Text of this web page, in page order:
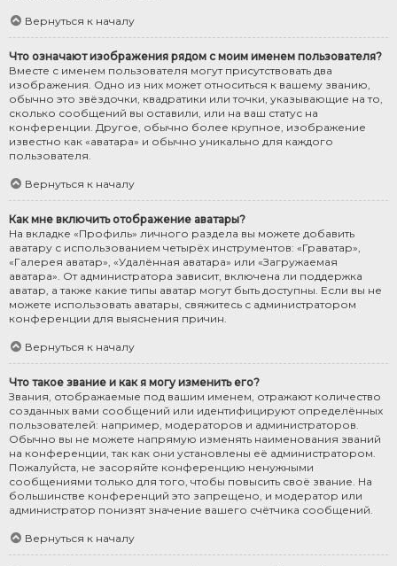
Вернуться к началу
Что означают изображения рядом с моим именем пользователя?
Вместе с именем пользователя могут присутствовать два
изображения. Одно из них может относиться к вашему званию,
обычно это звёздочки, квадратики или точки, указывающие на то,
сколько сообщений вы оставили, или на ваш статус на
конференции. Другое, обычно более крупное, изображение
известно как «аватара» и обычно уникально для каждого
пользователя.
Вернуться к началу
Как мне включить отображение аватары?
На вкладке «Профиль» личного раздела вы можете добавить
аватару с использованием четырёх инструментов: «Граватар»,
«Галерея аватар», «Удалённая аватара» или «Загружаемая
аватара». От администратора зависит, включена ли поддержка
аватар, а также какие типы аватар могут быть доступны. Если вы не
можете использовать аватары, свяжитесь с администратором
конференции для выяснения причин.
Вернуться к началу
Что такое звание и как я могу изменить его?
Звания, отображаемые под вашим именем, отражают количество
созданных вами сообщений или идентифицируют определённых
пользователей: например, модераторов и администраторов.
Обычно вы не можете напрямую изменять наименования званий
на конференции, так как они установлены её администратором.
Пожалуйста, не засоряйте конференцию ненужными
сообщениями только для того, чтобы повысить своё звание. На
большинстве конференций это запрещено, и модератор или
администратор понизят значение вашего счётчика сообщений.
Вернуться к началу